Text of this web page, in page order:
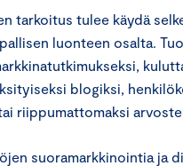
tarkoitus tulee käydä
luonteen osalta.
blogiksi,
riippumattomaksi
suoramarkkinointia ja